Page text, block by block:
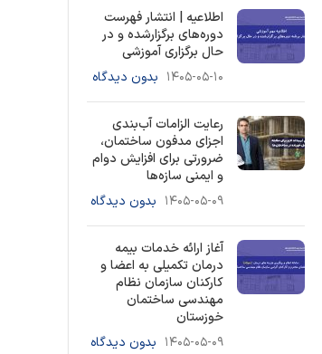
اطلاعیه | انتشار فهرست
دوره‌های برگزارشده و در
حال برگزاری آموزشی
۱۴۰۵-۰۵-۱۰ بدون دیدگاه
رعایت الزامات آب‌بندی
اجزای مدفون ساختمان،
ضرورتی برای افزایش دوام
و ایمنی سازه‌ها
۱۴۰۵-۰۵-۰۹ بدون دیدگاه
آغاز ارائه خدمات بیمه
درمان تکمیلی به اعضا و
کارکنان سازمان نظام
مهندسی ساختمان
خوزستان
۱۴۰۵-۰۵-۰۹ بدون دیدگاه